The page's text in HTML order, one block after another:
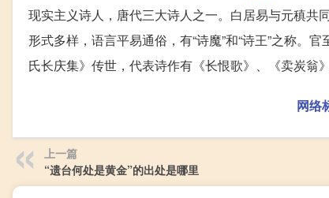
现实主义诗人，唐代三大诗人之一。白居易与元稹共
形式多样，语言平易通俗，有“诗魔”和“诗王”之称。
氏长庆集》传世，代表诗作有《长恨歌》、《卖炭翁
网络
上一篇
“遗台何处是黄金”的出处是哪里